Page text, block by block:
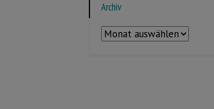
Archiv
Archiv